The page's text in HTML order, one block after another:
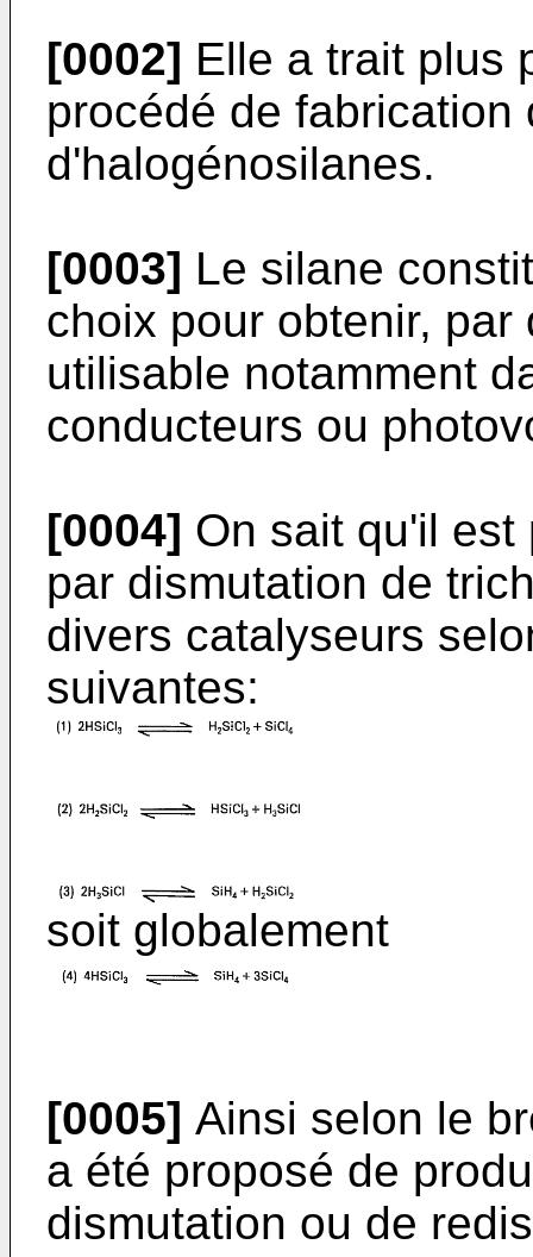
[0002] Elle a trait plus
procédé de fabrication
d'halogénosilanes.
[0003] Le silane
choix pour obtenir,
utilisable notamment
conducteurs ou
[0004] On sait qu'il
par dismutation de
divers catalyseurs
suivantes:
soit globalement
[0005] Ainsi selon le
a été proposé de
dismutation ou de